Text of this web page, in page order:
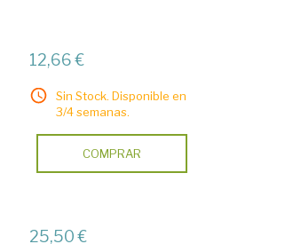
12,66 €
Sin Stock. Disponible en
3/4 semanas.
COMPRAR
25,50 €